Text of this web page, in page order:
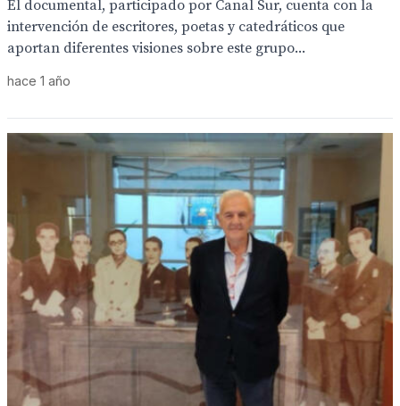
El documental, participado por Canal Sur, cuenta con la
intervención de escritores, poetas y catedráticos que
aportan diferentes visiones sobre este grupo...
hace 1 año